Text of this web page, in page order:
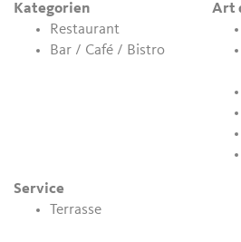
Kategorien
Restaurant
Bar / Café / Bistro
Art
Service
Terrasse